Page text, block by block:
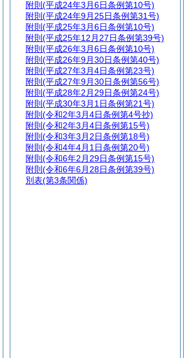
附則 (平成24年3月6日条例第10号)
附則 (平成24年9月25日条例第31号)
附則 (平成25年3月6日条例第10号)
附則 (平成25年12月27日条例第39号)
附則 (平成26年3月6日条例第10号)
附則 (平成26年9月30日条例第40号)
附則 (平成27年3月4日条例第23号)
附則 (平成27年9月30日条例第56号)
附則 (平成28年2月29日条例第24号)
附則 (平成30年3月1日条例第21号)
附則 (令和2年3月4日条例第4号抄)
附則 (令和2年3月4日条例第15号)
附則 (令和3年3月2日条例第18号)
附則 (令和4年4月1日条例第20号)
附則 (令和6年2月29日条例第15号)
附則 (令和6年6月28日条例第39号)
別表(第3条関係)